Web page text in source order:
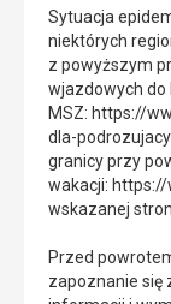
Sytuacja
niektórych
z powyższym
wjazdowych do
MSZ: https://
dla-
granicy przy
wakacji:
wskazanej
Przed
zapoznanie się